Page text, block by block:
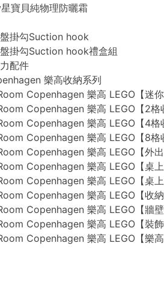
寶貝純物理防曬霜
掛勾Suction hook
掛勾Suction hook禮盒組
配件
樂高收納系列
Copenhagen 樂高 LEGO【迷你
Copenhagen 樂高 LEGO【2格
Copenhagen 樂高 LEGO【4格
Copenhagen 樂高 LEGO【8格
Copenhagen 樂高 LEGO【外出
Copenhagen 樂高 LEGO【桌上
Copenhagen 樂高 LEGO【桌上
Copenhagen 樂高 LEGO【收納
Copenhagen 樂高 LEGO【牆壁
Copenhagen 樂高 LEGO【裝飾
Copenhagen 樂高 LEGO【樂高